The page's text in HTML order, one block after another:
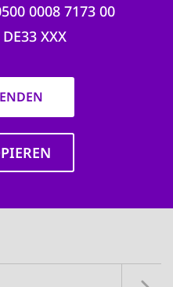
0008 7173 00
XXX